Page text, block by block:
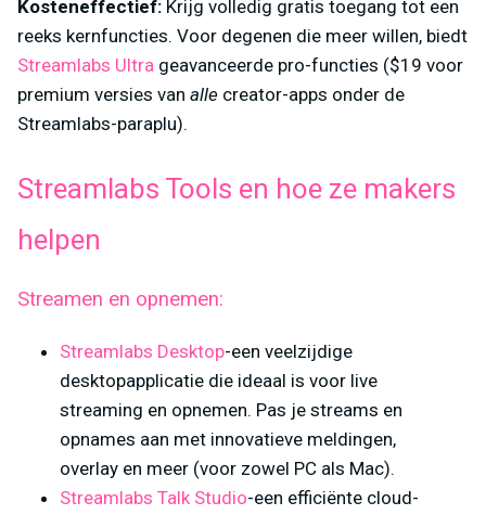
Kosteneffectief: Krijg volledig gratis toegang tot een
reeks kernfuncties. Voor degenen die meer willen, biedt
Streamlabs Ultra geavanceerde pro-functies ($19 voor
premium versies van alle creator-apps onder de
Streamlabs-paraplu).
Streamlabs Tools en hoe ze makers
helpen
Streamen en opnemen:
Streamlabs Desktop-een veelzijdige
desktopapplicatie die ideaal is voor live
streaming en opnemen. Pas je streams en
opnames aan met innovatieve meldingen,
overlay en meer (voor zowel PC als Mac).
Streamlabs Talk Studio-een efficiënte cloud-